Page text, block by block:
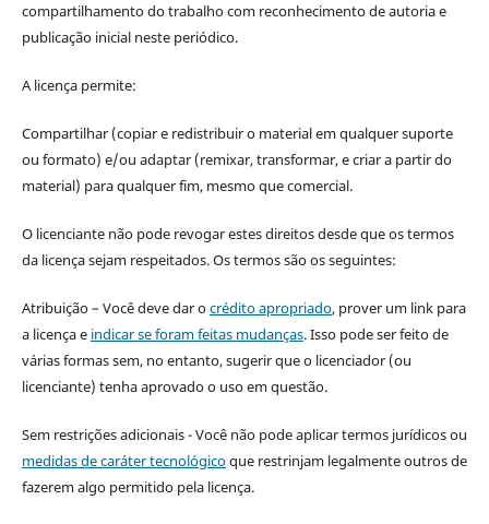
compartilhamento do trabalho com reconhecimento de autoria e
publicação inicial neste periódico.
A licença permite:
Compartilhar (copiar e redistribuir o material em qualquer suporte
ou formato) e/ou adaptar (remixar, transformar, e criar a partir do
material) para qualquer fim, mesmo que comercial.
O licenciante não pode revogar estes direitos desde que os termos
da licença sejam respeitados. Os termos são os seguintes:
Atribuição – Você deve dar ocrédito apropriado, prover um link para
a licença e indicar se foram feitas mudanças. Isso pode ser feito de
várias formas sem, no entanto, sugerir que o licenciador (ou
licenciante) tenha aprovado o uso em questão.
Sem restrições adicionais - Você não pode aplicar termos jurídicos ou
medidas de caráter tecnológicoque restrinjam legalmente outros de
fazerem algo permitido pela licença.